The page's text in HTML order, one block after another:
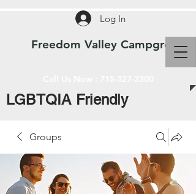
Freedom Valley Campground
Log In
LGBTQIA Friendly
Groups